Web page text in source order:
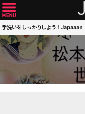
手洗いをしっかりしよう！Japaaan